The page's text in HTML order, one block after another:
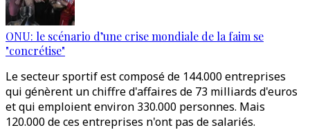
ONU: le scénario d’une crise mondiale de la faim se
"concrétise"
Le secteur sportif est composé de 144.000 entreprises
qui génèrent un chiffre d'affaires de 73 milliards d'euros
et qui emploient environ 330.000 personnes. Mais
120.000 de ces entreprises n'ont pas de salariés.